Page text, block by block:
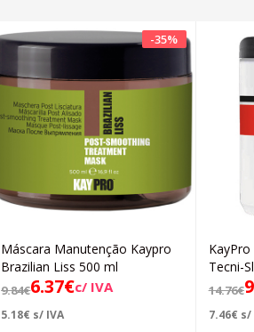
-35%
Adicionar
Máscara Manutenção Kaypro
Brazilian Liss 500 ml
9.84€6.37€c/ IVA
5.18€ s/ IVA
Tecni-
14.76€
7.46€ s/